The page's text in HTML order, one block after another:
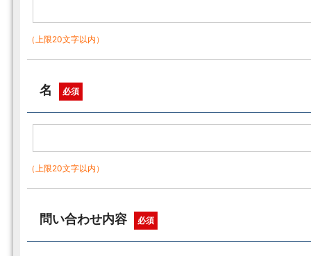
（上限20文字以内）
名 必須
（上限20文字以内）
問い合わせ内容 必須